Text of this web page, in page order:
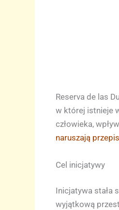
Reserva de las
w której istnieje
człowieka,
naruszają
Cel inicjatywy
Inicjatywa stała
wyjątkową